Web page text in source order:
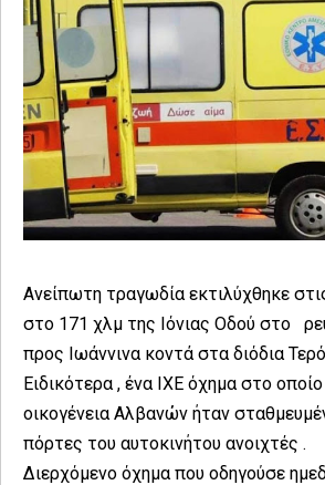
Ανείπωτη τραγωδία εκτιλύχθηκε
στο 171 χλμ της Ιόνιας Οδού στο
προς Ιωάννινα κοντά στα διόδια
Ειδικότερα , ένα ΙΧΕ όχημα στο
οικογένεια Αλβανών ήταν
πόρτες του αυτοκινήτου ανοιχτές .
Διερχόμενο όχημα που οδηγούσε